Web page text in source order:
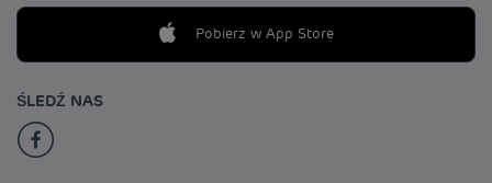
Pobierz w App Store
ŚLEDŹ NAS